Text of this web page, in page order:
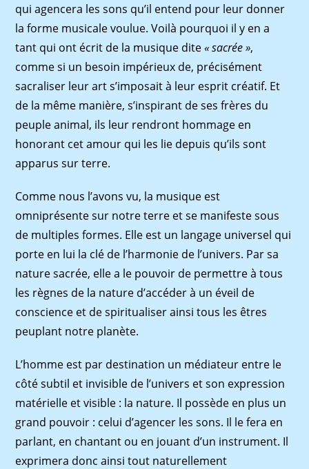
qui agencera les sons qu’il entend pour leur donner
la forme musicale voulue. Voilà pourquoi il y en a
tant qui ont écrit de la musique dite« sacrée »,
comme si un besoin impérieux de, précisément
sacraliser leur art s’imposait à leur esprit créatif. Et
de la même manière, s’inspirant de ses frères du
peuple animal, ils leur rendront hommage en
honorant cet amour qui les lie depuis qu’ils sont
apparus sur terre.
Comme nous l’avons vu, la musique est
omniprésente sur notre terre et se manifeste sous
de multiples formes. Elle est un langage universel qui
porte en lui la clé de l’harmonie de l’univers. Par sa
nature sacrée, elle a le pouvoir de permettre à tous
les règnes de la nature d’accéder à un éveil de
conscience et de spiritualiser ainsi tous les êtres
peuplant notre planète.
L’homme est par destination un médiateur entre le
côté subtil et invisible de l’univers et son expression
matérielle et visible : la nature. Il possède en plus un
grand pouvoir : celui d’agencer les sons. Il le fera en
parlant, en chantant ou en jouant d’un instrument. Il
exprimera donc ainsi tout naturellement